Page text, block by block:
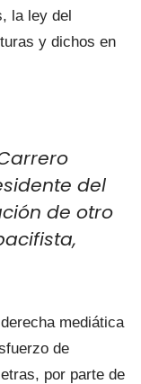
la ley del
y dichos en
del
de otro
mediática
de
por parte de